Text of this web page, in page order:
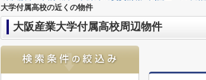
大学付属高校の近くの物件
大阪産業大学付属高校周辺物件